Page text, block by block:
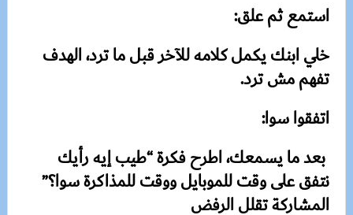
استمع ثم علق:
خلي ابنك يكمل كلامه للآخر قبل ما ترد، الهدف
تفهم مش ترد.
اتفقوا سوا:
بعد ما يسمعك، اطرح فكرة “طيب إيه رأيك
نتفق على وقت للموبايل ووقت للمذاكرة سوا؟”
المشاركة تقلل الرفض